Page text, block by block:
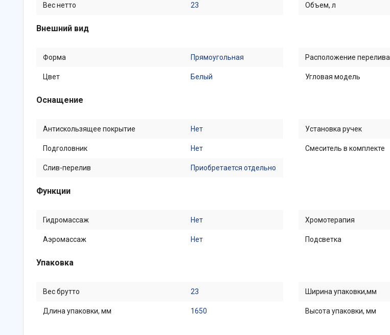
Вес нетто 23 Объем, л
Внешний вид
Форма Прямоугольная
Цвет Белый
Расположение перелива
Угловая модель
Оснащение
Антискользящее покрытие Нет
Подголовник Нет
Слив-перелив Приобретается отдельно
Установка ручек
Смеситель в комплекте
Функции
Гидромассаж Нет
Аэромассаж Нет
Хромотерапия
Подсветка
Упаковка
Вес брутто 23
Длина упаковки, мм 1650
Ширина упаковки,мм
Высота упаковки, мм